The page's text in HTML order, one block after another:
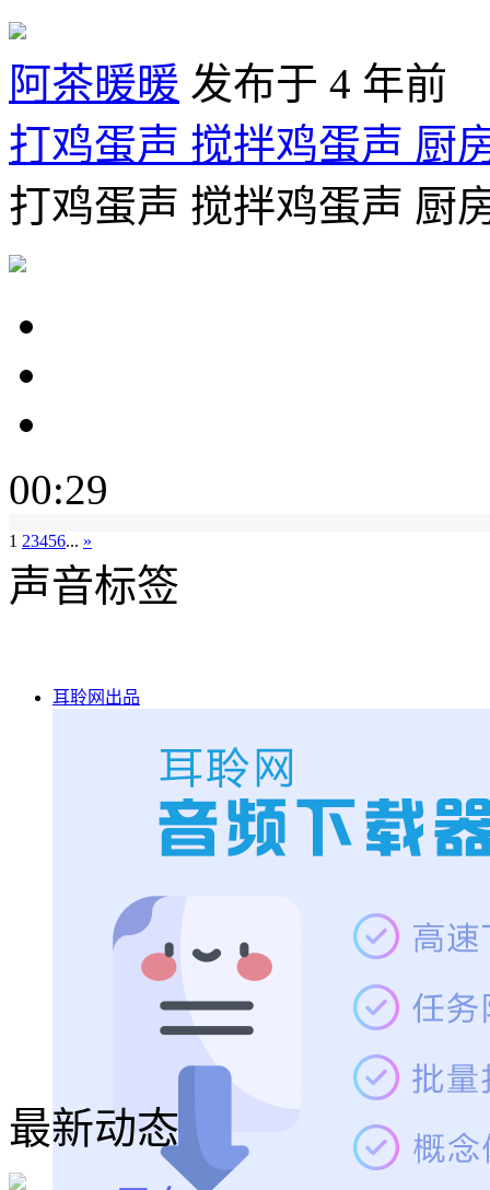
阿茶暖暖 发布于 4 年前
打鸡蛋声 搅拌鸡蛋声 厨
打鸡蛋声 搅拌鸡蛋声 厨
00:29
1 23456... »
声音标签
耳聆网出品
最新动态